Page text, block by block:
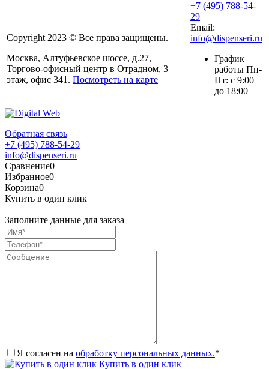
Copyright 2023 © Все права защищены.
Москва, Алтуфьевское шоссе, д.27,
Торгово-офисный центр в Отрадном, 3
этаж, офис 341. Посмотреть на карте
+7 (495) 788-54-
29
Email:
info@dispenseri.ru
График
работы Пн-
Пт: с 9:00
до 18:00
Обратная связь
+7 (495) 788-54-29
info@dispenseri.ru
Сравнение0
Избранное0
Корзина0
Купить в один клик
Заполните данные для заказа
Я согласен на обработку персональных данных.*
Купить в один клик